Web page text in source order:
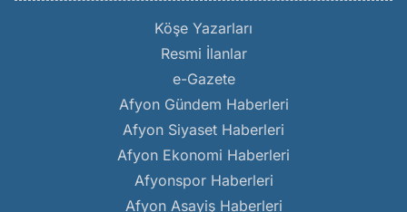
Köşe Yazarları
Resmi İlanlar
e-Gazete
Afyon Gündem Haberleri
Afyon Siyaset Haberleri
Afyon Ekonomi Haberleri
Afyonspor Haberleri
Afyon Asayiş Haberleri